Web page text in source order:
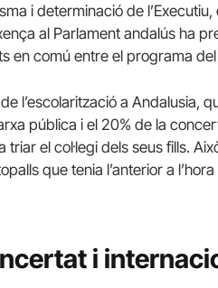
i determinació de
al Parlament andalús ha
en comú entre el programa
l’escolarització a Andalusia,
pública i el 20% de la
el col·legi dels seus fills.
que tenia l’anterior a
i